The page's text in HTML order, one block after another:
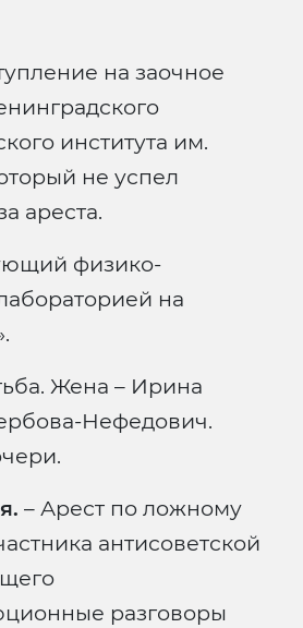
на заочное
института им.
не успел
ареста.
физико-
на
Жена – Ирина
Нефедович.
– Арест по ложному
антисоветской
разговоры